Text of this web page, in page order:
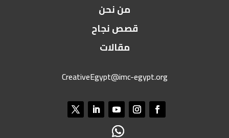
من نحن
قصص نجاح
مقالات
CreativeEgypt@imc-egypt.org